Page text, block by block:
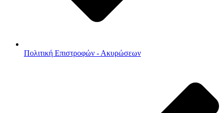
Πολιτική Επιστροφών - Ακυρώσεων